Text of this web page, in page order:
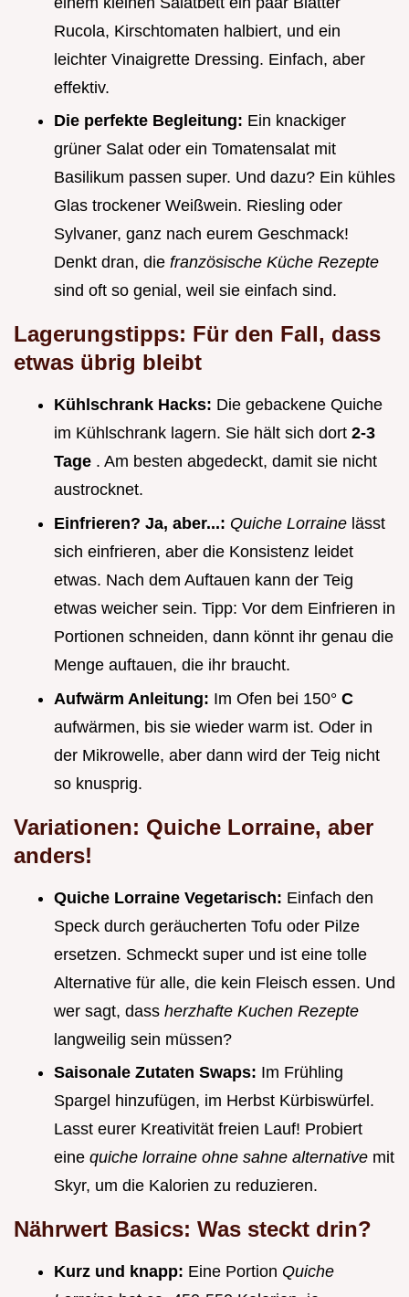
Rucola, Kirschtomaten halbiert, und ein
leichter Vinaigrette Dressing. Einfach, aber
effektiv.
Die perfekte Begleitung: Ein knackiger
grüner Salat oder ein Tomatensalat mit
Basilikum passen super. Und dazu? Ein kühles
Glas trockener Weißwein. Riesling oder
Sylvaner, ganz nach eurem Geschmack!
Denkt dran, die französische Küche Rezepte
sind oft so genial, weil sie einfach sind.
Lagerungstipps: Für den Fall, dass
etwas übrig bleibt
Kühlschrank Hacks: Die gebackene Quiche
im Kühlschrank lagern. Sie hält sich dort 2-3
Tage . Am besten abgedeckt, damit sie nicht
austrocknet.
Einfrieren? Ja, aber...: Quiche Lorraine lässt
sich einfrieren, aber die Konsistenz leidet
etwas. Nach dem Auftauen kann der Teig
etwas weicher sein. Tipp: Vor dem Einfrieren in
Portionen schneiden, dann könnt ihr genau die
Menge auftauen, die ihr braucht.
Aufwärm Anleitung: Im Ofen bei 150° C
aufwärmen, bis sie wieder warm ist. Oder in
der Mikrowelle, aber dann wird der Teig nicht
so knusprig.
Variationen: Quiche Lorraine, aber
anders!
Quiche Lorraine Vegetarisch: Einfach den
Speck durch geräucherten Tofu oder Pilze
ersetzen. Schmeckt super und ist eine tolle
Alternative für alle, die kein Fleisch essen. Und
wer sagt, dass herzhafte Kuchen Rezepte
langweilig sein müssen?
Saisonale Zutaten Swaps: Im Frühling
Spargel hinzufügen, im Herbst Kürbiswürfel.
Lasst eurer Kreativität freien Lauf! Probiert
eine quiche lorraine ohne sahne alternative mit
Skyr, um die Kalorien zu reduzieren.
Nährwert Basics: Was steckt drin?
Kurz und knapp: Eine Portion Quiche